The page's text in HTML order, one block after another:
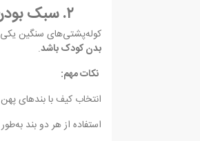
۲. سبک بودن کیف مدرسه و استفاده درست از آن
کوله‌پشتی‌های سنگین یکی
بدن کودک باشد.
نکات مهم:
انتخاب کیف با بندهای
استفاده از هر دو بند